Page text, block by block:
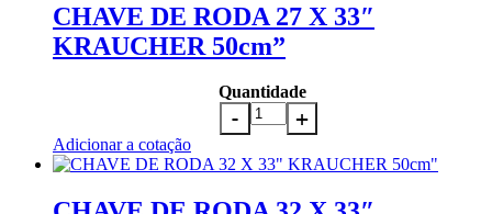
CHAVE DE RODA 27 X 33″
KRAUCHER 50cm”
Quantidade
Adicionar a cotação